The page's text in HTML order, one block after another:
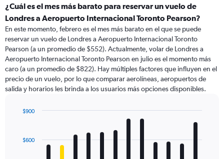
categories.
Range:
categories.
The
chart
has
1
Y
axis
values.
to
¿Cuál es el mes más barato para reservar un vuelo de
Londres a Aeropuerto Internacional Toronto Pearson?
En este momento, febrero es el mes más barato en el que se puede
reservar un vuelo de Londres a Aeropuerto Internacional Toronto
Pearson (a un promedio de $552). Actualmente, volar de Londres a
Aeropuerto Internacional Toronto Pearson en julio es el momento más
caro (a un promedio de $822). Hay múltiples factores que influyen en el
precio de un vuelo, por lo que comparar aerolíneas, aeropuertos de
salida y horarios les brinda a los usuarios más opciones disponibles.
with
12
$600
$900